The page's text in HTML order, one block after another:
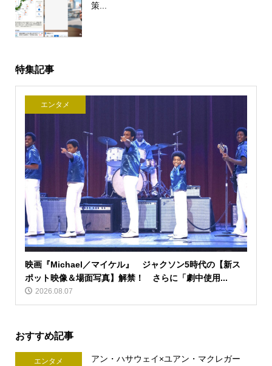
策...
特集記事
エンタメ
映画『Michael／マイケル』 ジャクソン5時代の【新ス
ポット映像＆場面写真】解禁！ さらに「劇中使用...
2026.08.07
おすすめ記事
エンタメ
アン・ハサウェイ×ユアン・マクレガー